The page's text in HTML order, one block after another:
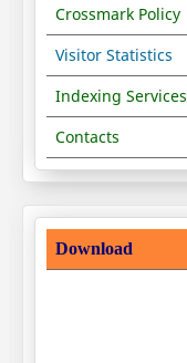
Crossmark Policy
Visitor Statistics
Indexing Services
Contacts
Download